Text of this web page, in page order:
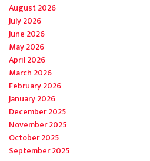
August 2026
July 2026
June 2026
May 2026
April 2026
March 2026
February 2026
January 2026
December 2025
November 2025
October 2025
September 2025